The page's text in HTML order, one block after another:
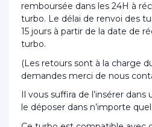
remboursée dans les 24H à
turbo. Le délai de renvoi des
15 jours à partir de la date de
turbo.
(Les retours sont à la charge
demandes merci de nous
Il vous suffira de l’insérer
le déposer dans n’importe